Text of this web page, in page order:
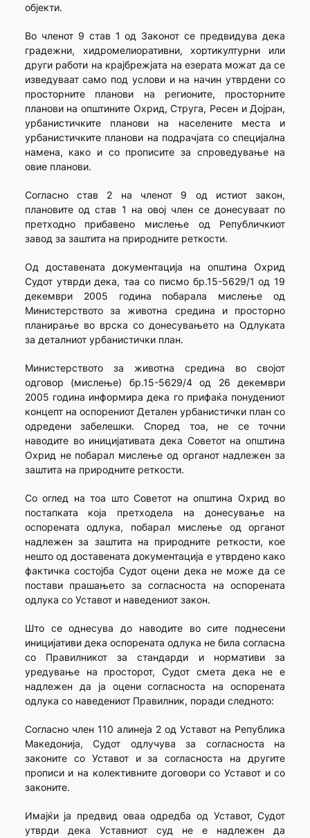
објекти.
Во членот 9 став 1 од Законот се предвидува дека
градежни, хидромелиоративни, хортикултурни или
други работи на крајбрежјата на езерата можат да се
изведуваат само под услови и на начин утврдени со
просторните планови на регионите, просторните
планови на општините Охрид, Струга, Ресен и Дојран,
урбанистичките планови на населените места и
урбанистичките планови на подрачјата со специјална
намена, како и со прописите за спроведување на
овие планови.
Согласно став 2 на членот 9 од истиот закон,
плановите од став 1 на овој член се донесуваат по
претходно прибавено мислење од Републичкиот
завод за заштита на природните реткости.
Од доставената документација на општина Охрид
Судот утврди дека, таа со писмо бр.15-5629/1 од 19
декември 2005 година побарала мислење од
Министерството за животна средина и просторно
планирање во врска со донесувањето на Одлуката
за деталниот урбанистички план.
Министерството за животна средина во својот
одговор (мислење) бр.15-5629/4 од 26 декември
2005 година информира дека го прифаќа понудениот
концепт на оспорениот Детален урбанистички план со
одредени забелешки. Според тоа, не се точни
наводите во иницијативата дека Советот на општина
Охрид не побарал мислење од органот надлежен за
заштита на природните реткости.
Со оглед на тоа што Советот на општина Охрид во
постапката која претходела на донесување на
оспорената одлука, побарал мислење од органот
надлежен за заштита на природните реткости, кое
нешто од доставената документација е утврдено како
фактичка состојба Судот оцени дека не може да се
постави прашањето за согласноста на оспорената
одлука со Уставот и наведениот закон.
Што се однесува до наводите во сите поднесени
иницијативи дека оспорената одлука не била согласна
со Правилникот за стандарди и нормативи за
уредување на просторот, Судот смета дека не е
надлежен да ја оцени согласноста на оспорената
одлука со наведениот Правилник, поради следното:
Согласно член 110 алинеја 2 од Уставот на Република
Македонија, Судот одлучува за согласноста на
законите со Уставот и за согласноста на другите
прописи и на колективните договори со Уставот и со
законите.
Имајќи ја предвид оваа одредба од Уставот, Судот
утврди дека Уставниот суд не е надлежен да